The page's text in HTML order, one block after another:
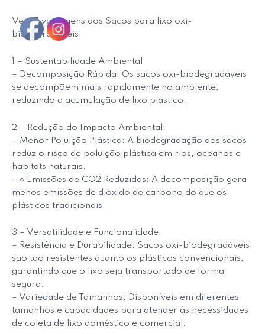
Veja 7 vantagens dos Sacos para lixo oxi-
biodegradáveis:
1 – Sustentabilidade Ambiental
– Decomposição Rápida: Os sacos oxi-biodegradáveis
se decompõem mais rapidamente no ambiente,
reduzindo a acumulação de lixo plástico.
2 – Redução do Impacto Ambiental:
– Menor Poluição Plástica: A biodegradação dos sacos
reduz o risco de poluição plástica em rios, oceanos e
habitats naturais.
– ○ Emissões de CO2 Reduzidas: A decomposição gera
menos emissões de dióxido de carbono do que os
plásticos tradicionais.
3 – Versatilidade e Funcionalidade:
– Resistência e Durabilidade: Sacos oxi-biodegradáveis
são tão resistentes quanto os plásticos convencionais,
garantindo que o lixo seja transportado de forma
segura.
– Variedade de Tamanhos: Disponíveis em diferentes
tamanhos e capacidades para atender às necessidades
de coleta de lixo doméstico e comercial.